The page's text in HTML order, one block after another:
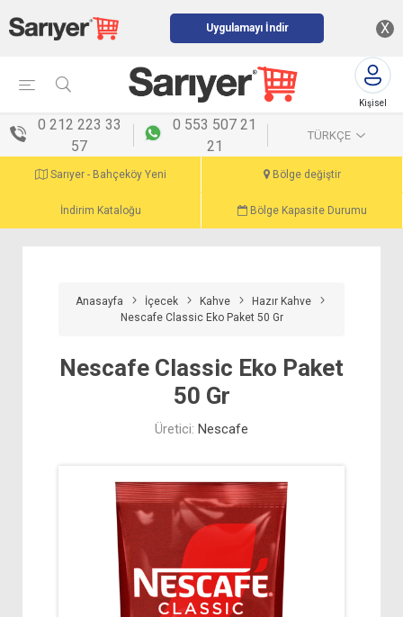
Uygulamayı İndir X
Kişisel
0 212 223 33
57
0 553 507 21
21
TÜRKÇE
Sarıyer - Bahçeköy Yeni Bölge değiştir
İndirim Kataloğu Bölge Kapasite Durumu
Anasayfa İçecek Kahve
Hazır Kahve
Nescafe Classic Eko Paket 50 Gr
Nescafe Classic Eko Paket
50 Gr
Üretici: Nescafe